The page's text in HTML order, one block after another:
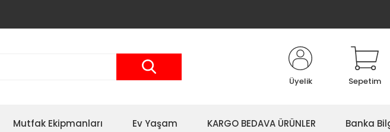
Üyelik Sepetim
Mutfak Ekipmanları Ev Yaşam KARGO BEDAVA ÜRÜNLER Banka